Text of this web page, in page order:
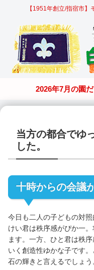
【1951年創立/指宿市
2026年7月の園
当方の都合でゆ
した。
十時からの会議
今日も二人の子どもの対
けい君は秩序感がぴか一
ます。一方、ひと君は秩
いく創造性ゆかな子です
石の輝きと言えるでしょう